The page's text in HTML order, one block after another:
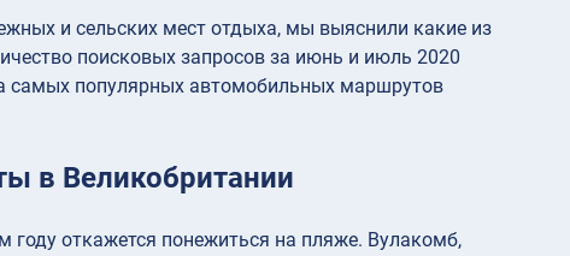
и сельских мест отдыха, мы выяснили какие из
поисковых запросов за июнь и июль 2020
самых популярных автомобильных маршрутов
в Великобритании
году откажется понежиться на пляже. Вулакомб,